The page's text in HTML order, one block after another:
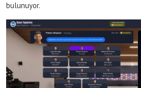
bulunuyor.